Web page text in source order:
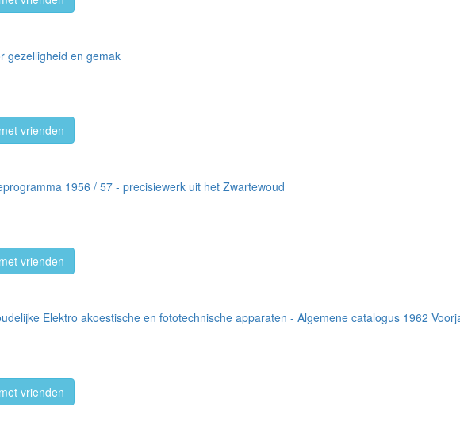
gezelligheid en gemak
vrienden
1956 / 57 - precisiewerk uit het Zwartewoud
vrienden
Elektro akoestische en fototechnische apparaten - Algemene catalogus 1962
vrienden